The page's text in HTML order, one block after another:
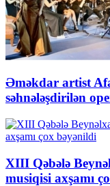
Əməkdar artist
səhnələşdirilən
XIII Qəbələ
musiqisi axşamı